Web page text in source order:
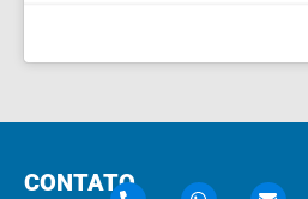
CONTATO